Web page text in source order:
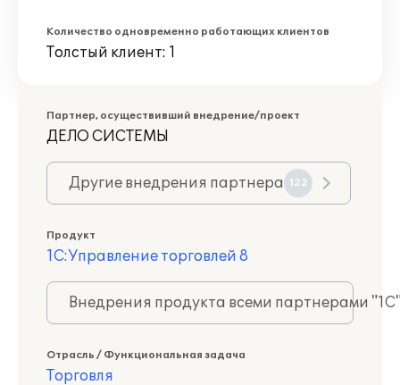
Количество одновременно работающих клиентов
Толстый клиент: 1
Партнер, осуществивший внедрение/проект
ДЕЛО СИСТЕМЫ
Другие внедрения партнера 122
Продукт
1С:Управление торговлей 8
Внедрения продукта всеми партнерами
Отрасль / Функциональная задача
Торговля